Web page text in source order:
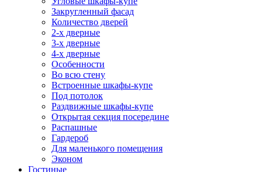
Закругленный фасад
Количество дверей
2-х дверные
3-х дверные
4-х дверные
Особенности
Во всю стену
Встроенные шкафы-купе
Под потолок
Раздвижные шкафы-купе
Открытая секция посередине
Распашные
Гардероб
Для маленького помещения
Эконом
Гостиные